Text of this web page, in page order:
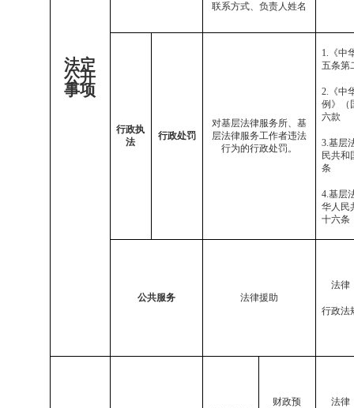
法定
公开
事项
联系方式、 负责人姓名
行政执
法
行政处罚
对基层法律服务所、基
层法律服务工作者违法
行为的行政处罚。
1. 《
五条第
2. 《
例》（
六款
3.基层
民共和
条
4.基层
华人民
十六条
公共服务 法律援助
法律
行政法
财政预
法律